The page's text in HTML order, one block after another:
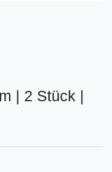
| 2 Stück |